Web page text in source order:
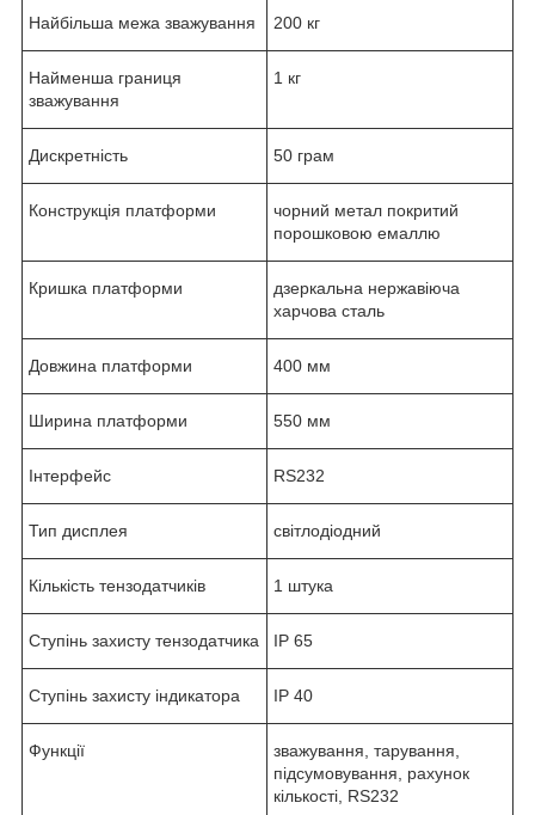
Найбільша межа зважування 200 кг
Найменша границя
зважування
1 кг
Дискретність 50 грам
Конструкція платформи
чорний метал покритий
порошковою емаллю
Кришка платформи
дзеркальна нержавіюча
харчова сталь
Довжина платформи 400 мм
Ширина платформи 550 мм
Інтерфейс RS232
Тип дисплея світлодіодний
Кількість тензодатчиків 1 штука
Ступінь захисту тензодатчика IP 65
Ступінь захисту індикатора IP 40
Функції
зважування, тарування,
підсумовування, рахунок
кількості, RS232